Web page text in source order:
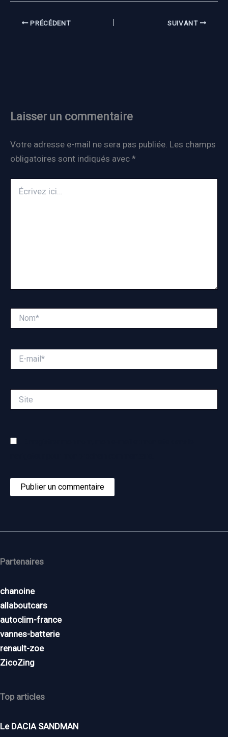
PRÉCÉDENT SUIVANT
Laisser un commentaire
Votre adresse e-mail ne sera pas publiée. Les champs
obligatoires sont indiqués avec *
ici…
mail*
Partenaires
chanoine
allaboutcars
autoclim-france
vannes-batterie
renault-zoe
ZicoZing
Top articles
Le DACIA SANDMAN